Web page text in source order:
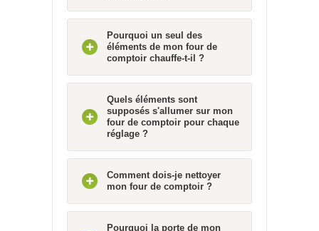
Pourquoi un seul des
éléments de mon four de
comptoir chauffe-t-il ?
Quels éléments sont
supposés s'allumer sur mon
four de comptoir pour chaque
réglage ?
Comment dois-je nettoyer
mon four de comptoir ?
Pourquoi la porte de mon